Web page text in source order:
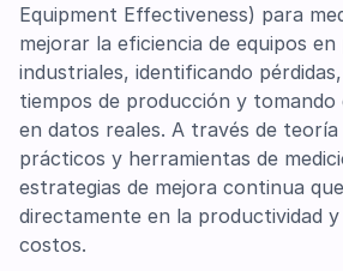
Equipment Effectiveness) para
mejorar la eficiencia de equipos en
industriales, identificando
tiempos de producción y tomando
en datos reales. A través de teoría
prácticos y herramientas de
estrategias de mejora continua
directamente en la productividad
costos.